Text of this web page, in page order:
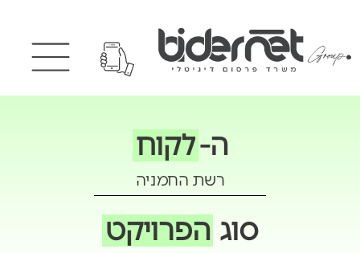
ה-לקוח
רשת החמניה
סוג הפרויקט